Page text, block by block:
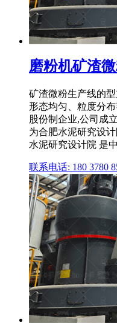
磨粉机矿渣
矿渣微粉生产线的
形态均匀、粒度分
股份制企业,公司成
为合肥水泥研究设
水泥研究设计院 是
联系电话: 180 3780